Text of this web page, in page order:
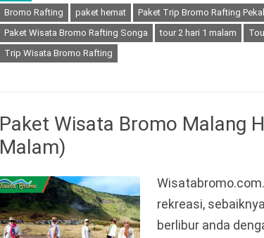
Bromo Rafting
paket hemat Paket Trip Bromo Rafting
Paket Wisata Bromo Rafting Songa
tour 2 hari 1 malam
Trip Wisata Bromo Rafting
Paket Wisata Bromo Malang
Malam)
rekreasi,
berlibur anda